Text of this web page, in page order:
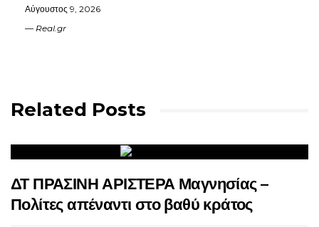
Αύγουστος 9, 2026
Real.gr
Related Posts
ΔΤ ΠΡΑΣΙΝΗ ΑΡΙΣΤΕΡΑ Μαγνησίας –
Πολίτες απέναντι στο βαθύ κράτος